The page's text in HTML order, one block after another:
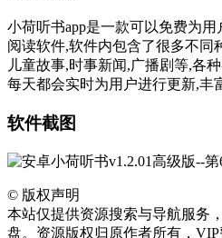
小荷听书app是一款可以免费为
阅读软件,软件内包含了很多不同
儿童故事,时事新闻,广播剧等,各
每天都会实时为用户进行更新,丰
软件截图
© 版权声明
本站仅提供资源搜索与导航服务
盘。资源版权归原作者所有，